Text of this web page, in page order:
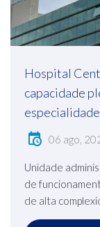
Hospital
capacidade
06 ago,
Unidade
de
de alta